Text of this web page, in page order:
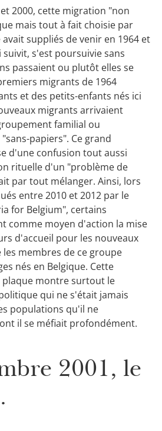
2000, cette migration "non
mais tout à fait choisie par
suppliés de venir en 1964 et
s'est poursuivie sans
passaient ou plutôt elles se
migrants de 1964
et des petits-enfants nés ici
migrants arrivaient
familial ou
papiers". Ce grand
d'une confusion tout aussi
rituelle d'un "problème de
par tout mélanger. Ainsi, lors
entre 2010 et 2012 par le
for Belgium", certains
comme moyen d'action la mise
d'accueil pour les nouveaux
membres de ce groupe
nés en Belgique. Cette
plaque montre surtout le
qui ne s'était jamais
populations qu'il ne
il se méfiait profondément.
2001, le